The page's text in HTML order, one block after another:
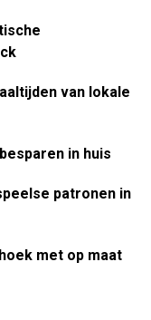
van lokale
in huis
patronen in
met op maat